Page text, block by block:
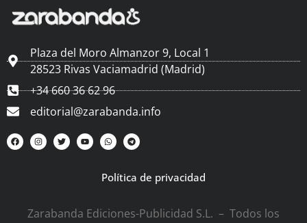
Plaza del Moro Almanzor 9, Local 1
28523 Rivas Vaciamadrid (Madrid)
+34 660 36 62 96
editorial@zarabanda.info
Política de privacidad
Zarabanda Ediciones-Publicidad S.L. – Todos los